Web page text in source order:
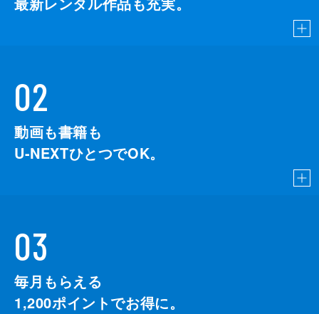
02
動画も書籍も
U-NEXTひとつでOK。
03
毎月もらえる
1,200ポイントでお得に。